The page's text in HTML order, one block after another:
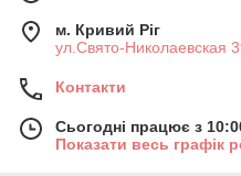
м. Кривий Ріг
ул.Свято-Николаевская
Контакти
Сьогодні працює з
Показати весь графік